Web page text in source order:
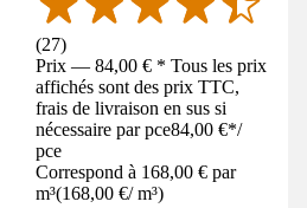
(27)
Prix — 84,00 € * Tous les prix
affichés sont des prix TTC,
frais de livraison en sus si
nécessaire par pce84,00 €*/
pce
Correspond à 168,00 € par
m³(168,00 €/ m³)